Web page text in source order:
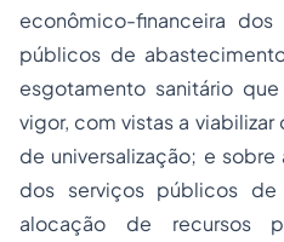
econômico-financeira
públicos de
esgotamento sanitário
vigor, com vistas a
de universalização; e
dos serviços públicos
alocação de recursos